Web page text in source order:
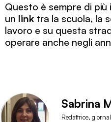
Questo è sempre di più
un link tra la scuola, la
lavoro e su questa
operare anche negli
Sabrina
Redattrice,